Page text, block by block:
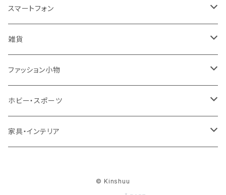
コート・ジャケット
水着・オーバーウェア
バッグ
帽子
キッズ＆ベビー
浴衣
サンダル
スニーカー
メンズ
サンダル
キッズ＆ベビー
レディース
メンズ
キッズ＆ベビー
スマートフォン
アクセサリ
ケース・カバー
ケーブル・アダプター
ケース
スタント
フィルム
雑貨
ガラス
タオル
キーホルダー
ファッション小物
サングラス・眼鏡
手芸・ハンドメイド用品
ホビー・スポーツ
アウトドア・キャンプ・登山
家具・インテリア
© Kinshuu